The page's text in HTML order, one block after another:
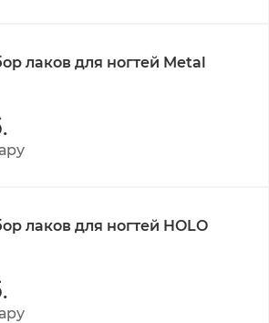
лаков для ногтей Metal
лаков для ногтей HOLO